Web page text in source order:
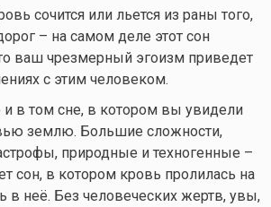
сочится или льется из раны того,
– на самом деле этот сон
ваш чрезмерный эгоизм приведет
с этим человеком.
и в том сне, в котором вы увидели
землю. Большие сложности,
природные и техногенные –
сон, в котором кровь пролилась на
в неё. Без человеческих жертв, увы,